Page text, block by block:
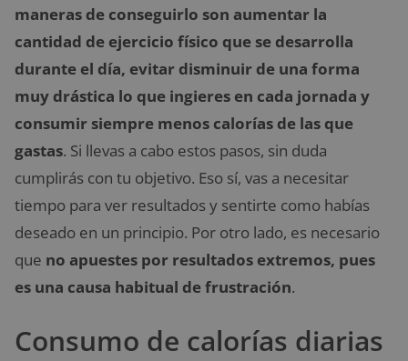
maneras de conseguirlo son aumentar la
cantidad de ejercicio físico que se desarrolla
durante el día, evitar disminuir de una forma
muy drástica lo que ingieres en cada jornada y
consumir siempre menos calorías de las que
gastas. Si llevas a cabo estos pasos, sin duda
cumplirás con tu objetivo. Eso sí, vas a necesitar
tiempo para ver resultados y sentirte como habías
deseado en un principio. Por otro lado, es necesario
que no apuestes por resultados extremos, pues
es una causa habitual de frustración.
Consumo de calorías diarias